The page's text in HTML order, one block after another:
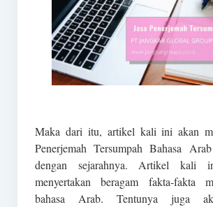
Maka dari itu, artikel kali ini akan
Penerjemah Tersumpah Bahasa
dengan sejarahnya. Artikel kali
menyertakan beragam fakta-fakta
bahasa Arab. Tentunya juga